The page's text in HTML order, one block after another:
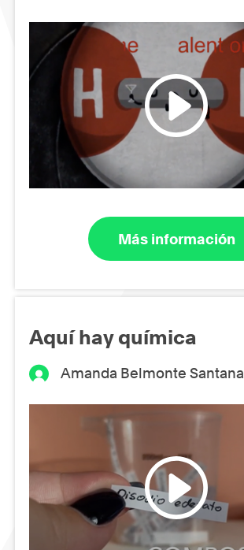
Más información
Aquí hay química
Amanda Belmonte Santana